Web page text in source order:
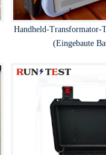
Handheld-Transformator-
(Eingebaute